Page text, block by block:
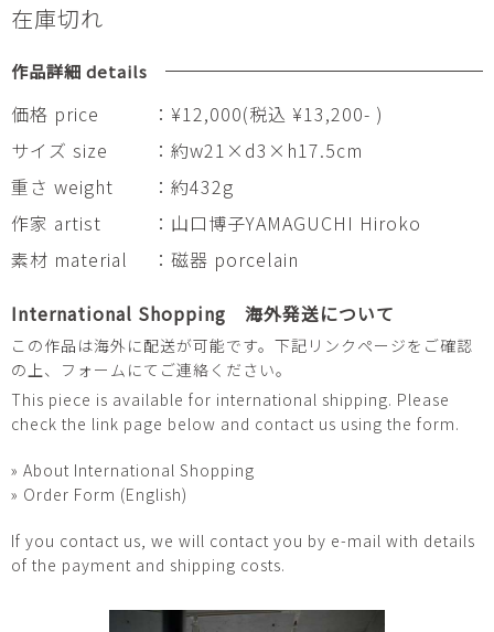
在庫切れ
作品詳細 details
価格 price
：¥12,000(税込 ¥13,200- )
サイズ size
：約w21×d3×h17.5cm
重さ weight
：約432g
作家 artist
：山口博子YAMAGUCHI Hiroko
素材 material
：磁器 porcelain
International Shopping 海外発送について
この作品は海外に配送が可能です。下記リンクページをご確認
の上、フォームにてご連絡ください。
This piece is available for international shipping. Please
check the link page below and contact us using the form.
» About International Shopping
» Order Form (English)
If you contact us, we will contact you by e-mail with details
of the payment and shipping costs.